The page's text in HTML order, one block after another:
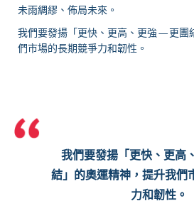
未雨綢繆、佈局未來。
我們要發揚「更快、更高、更強 — 更團
們市場的長期競爭力和韌性。
我們要發揚「更快、更高
結」的奧運精神，提升我們
力和韌性。